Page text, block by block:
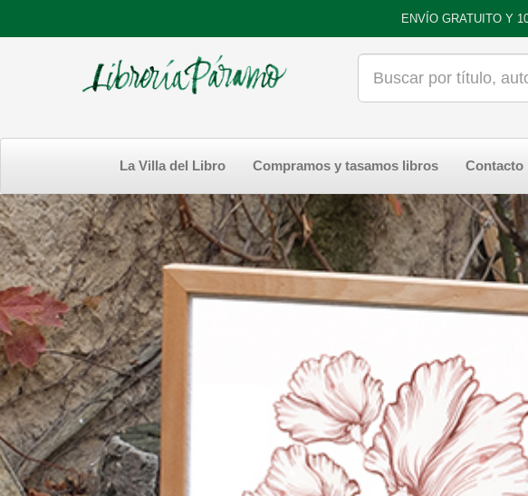
ENVÍO GRATUITO Y
La Villa del Libro Compramos y tasamos libros Contacto